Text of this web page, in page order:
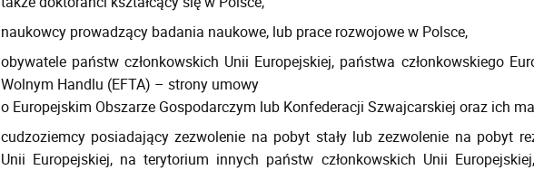
naukowcy prowadzący badania naukowe, lub prace rozwojowe w Polsce,
obywatele państw członkowskich Unii Europejskiej, państwa członkowskiego
Wolnym Handlu (EFTA) – strony umowy
o Europejskim Obszarze Gospodarczym lub Konfederacji Szwajcarskiej oraz ich
cudzoziemcy posiadający zezwolenie na pobyt stały lub zezwolenie na pobyt
Unii Europejskiej, na terytorium innych państw członkowskich Unii